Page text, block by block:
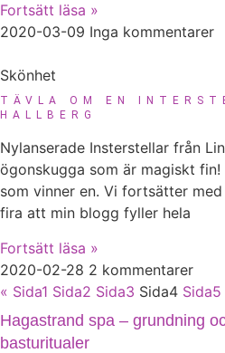
Fortsätt läsa »
2020-03-09 Inga kommentarer
Skönhet
TÄVLA OM EN
HALLBERG
Nylanserade Insterstellar från
ögonskugga som är magiskt
som vinner en. Vi fortsätter
fira att min blogg fyller hela
Fortsätt läsa »
2020-02-28 2 kommentarer
« Sida1 Sida2 Sida3 Sida4 Sida5
Hagastrand spa – grundning
basturitualer